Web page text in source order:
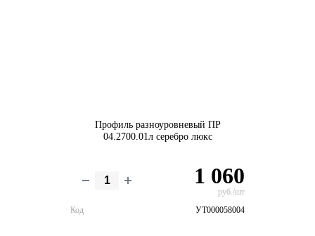
Профиль разноуровневый ПР
04.2700.01л серебро люкс
1 060
руб./шт
Код
УТ000058004